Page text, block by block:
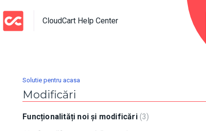
CloudCart Help Center
Solutie pentru acasa
Modificări
Funcționalități noi și modificări 3